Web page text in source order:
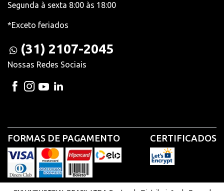
Segunda à sexta 8:00 às 18:00
*Exceto feriados
(31) 2107-2045
Nossas Redes Sociais
FORMAS DE PAGAMENTO CERTIFICADOS